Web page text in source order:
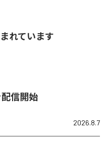
れています
配信開始
2026.8.7